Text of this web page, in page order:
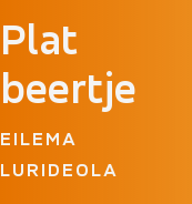
Plat
beertje
EILEMA
LURIDEOLA